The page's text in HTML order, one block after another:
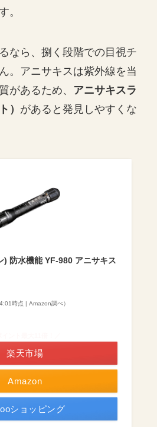
。
なら、捌く段階での目視チ
。アニサキスは紫外線を当
があるため、 アニサキスラ
） があると発見しやすくな
防水機能 YF-980 アニサキス
時点 | Amazon調べ）
Amazon
楽天市場
ショッピング